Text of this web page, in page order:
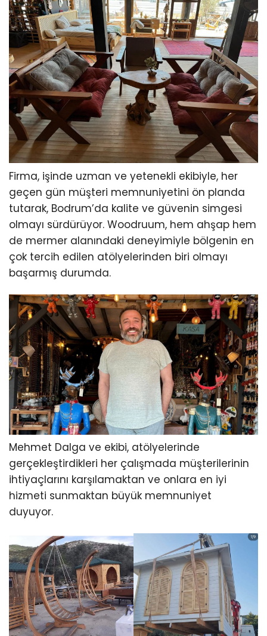
Firma, işinde uzman ve yetenekli ekibiyle, her
geçen gün müşteri memnuniyetini ön planda
tutarak, Bodrum’da kalite ve güvenin simgesi
olmayı sürdürüyor. Woodruum, hem ahşap hem
de mermer alanındaki deneyimiyle bölgenin en
çok tercih edilen atölyelerinden biri olmayı
başarmış durumda.
Mehmet Dalga ve ekibi, atölyelerinde
gerçekleştirdikleri her çalışmada müşterilerinin
ihtiyaçlarını karşılamaktan ve onlara en iyi
hizmeti sunmaktan büyük memnuniyet
duyuyor.